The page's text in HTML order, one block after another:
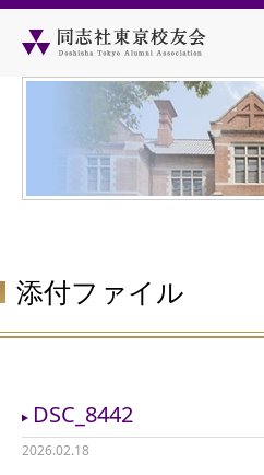
添付ファイル
DSC_8442
2026.02.18